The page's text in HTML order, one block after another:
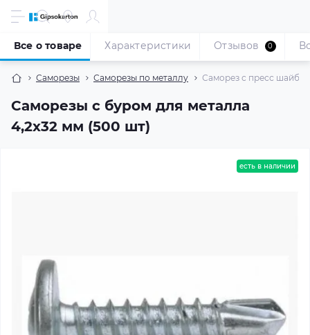
Саморезы Саморезы по металлу Саморез с пресс
Саморезы с буром для металла
4,2x32 мм (500 шт)
Все о товаре Характеристики Отзывов 0
есть в наличии